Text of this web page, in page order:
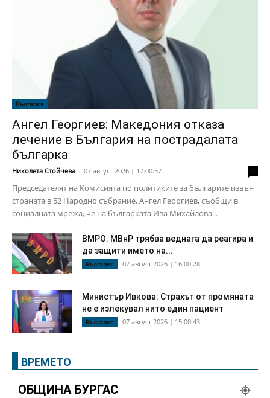
България
Ангел Георгиев: Македония отказа
лечение в България на пострадалата
българка
Николета Стойчева - 07 август 2026 | 17:00:57
Председателят на Комисията по политиките за българите извън
страната в 52 Народно събрание, Ангел Георгиев, съобщи в
социалната мрежа, че на българката Ива Михайлова...
ВМРО: МВнР трябва веднага да реагира и
да защити името на...
България 07 август 2026 | 16:00:28
Министър Ивкова: Страхът от промяната
не е излекувал нито един пациент
България 07 август 2026 | 15:00:43
ВРЕМЕТО
ОБЩИНА БУРГАС